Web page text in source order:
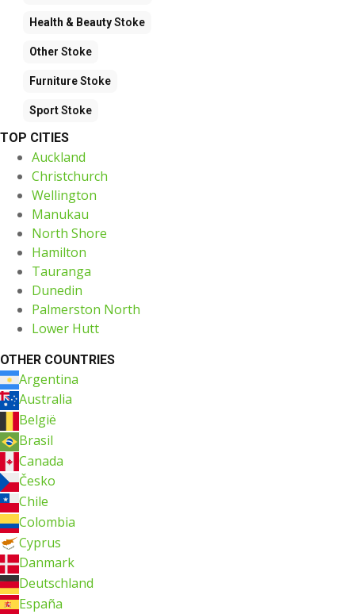
Health & BeautyStoke
Other Stoke
FurnitureStoke
SportStoke
TOP CITIES
Auckland
Christchurch
Wellington
Manukau
North Shore
Hamilton
Tauranga
Dunedin
Palmerston North
Lower Hutt
OTHER COUNTRIES
Argentina
Australia
België
Brasil
Canada
Česko
Chile
Colombia
Cyprus
Danmark
Deutschland
España